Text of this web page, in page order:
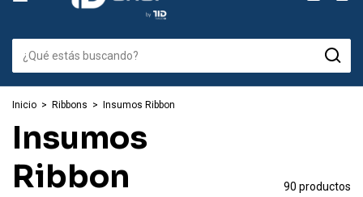
Inicio > Ribbons > Insumos Ribbon
Insumos
Ribbon
90 productos